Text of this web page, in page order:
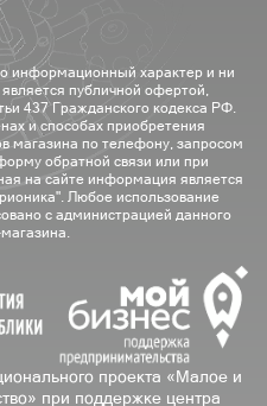
информационный характер и ни
является публичной офертой,
437 Гражданского кодекса РФ.
и способах приобретения
магазина по телефону, запросом
обратной связи или при
на сайте информация является
Любое использование
с администрацией данного
проекта «Малое и
при поддержке центра